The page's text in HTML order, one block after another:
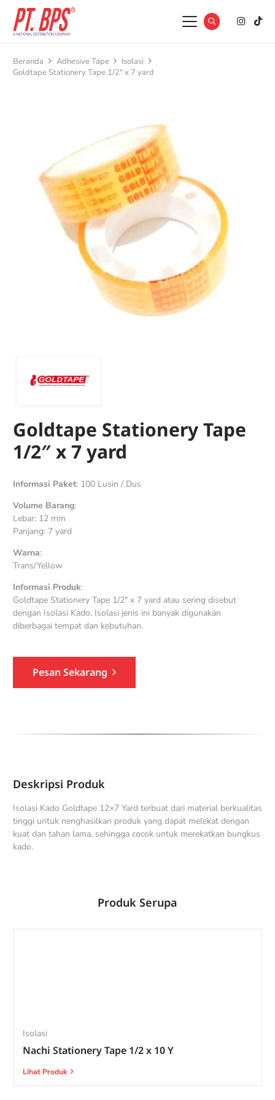
Beranda Adhesive Tape
Isolasi
Goldtape Stationery Tape 1/2″ x 7 yard
Goldtape Stationery Tape
1/2″ x 7 yard
Informasi Paket: 100 Lusin / Dus
Volume Barang:
Lebar: 12 mm
Panjang: 7 yard
Warna:
Trans/Yellow
Informasi Produk:
Goldtape Stationery Tape 1/2″ x 7 yard atau sering disebut
dengan Isolasi Kado. Isolasi jenis ini banyak digunakan
diberbagai tempat dan kebutuhan.
Pesan Sekarang
Deskripsi Produk
Isolasi Kado Goldtape 12×7 Yard terbuat dari material berkualitas
tinggi untuk nenghasilkan produk yang dapat melekat dengan
kuat dan tahan lama, sehingga cocok untuk merekatkan bungkus
kado.
Produk Serupa
Isolasi
Nachi Stationery Tape 1/2 x 10 Y
Lihat Produk